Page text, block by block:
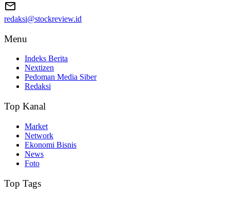
redaksi@stockreview.id
Menu
Indeks Berita
Nextizen
Pedoman Media Siber
Redaksi
Top Kanal
Market
Network
Ekonomi Bisnis
News
Foto
Top Tags